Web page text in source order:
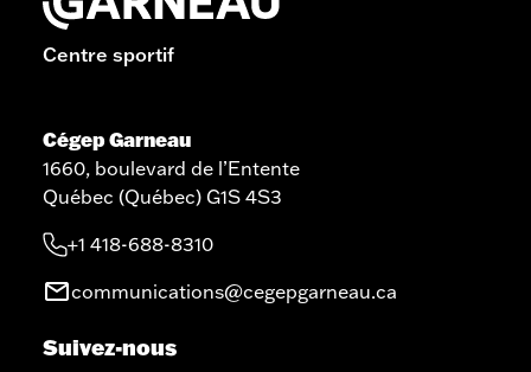
Cégep Garneau
1660, boulevard de l’Entente
Québec (Québec) G1S 4S3
+1 418-688-8310
communications@cegepgarneau.ca
Suivez-nous
Centre sportif